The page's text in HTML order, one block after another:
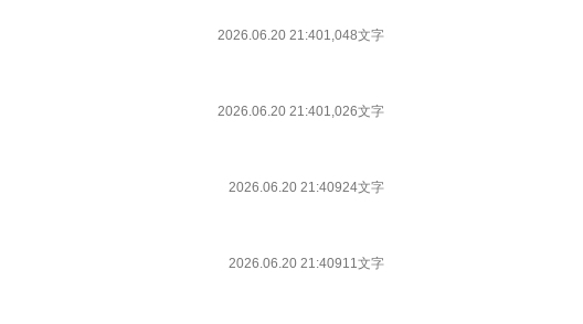
2026.06.20 21:401,048文字
2026.06.20 21:401,026文字
2026.06.20 21:40924文字
2026.06.20 21:40911文字